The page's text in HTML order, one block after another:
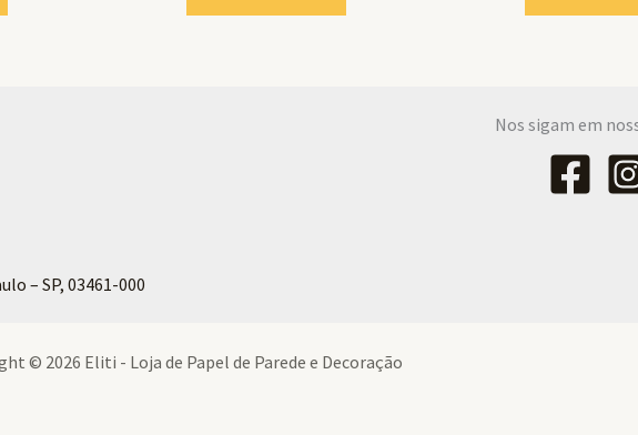
– SP, 03461-000
Nos sigam em
© 2026 Eliti - Loja de Papel de Parede e Decoração